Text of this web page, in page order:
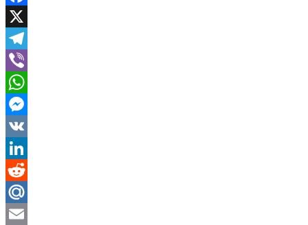
Facebook
X
Telegram
Viber
WhatsApp
Messenger
VK
LinkedIn
Reddit
Mail.Ru